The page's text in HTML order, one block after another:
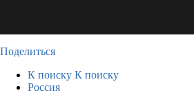
Поделиться
К поиску К поиску
Россия